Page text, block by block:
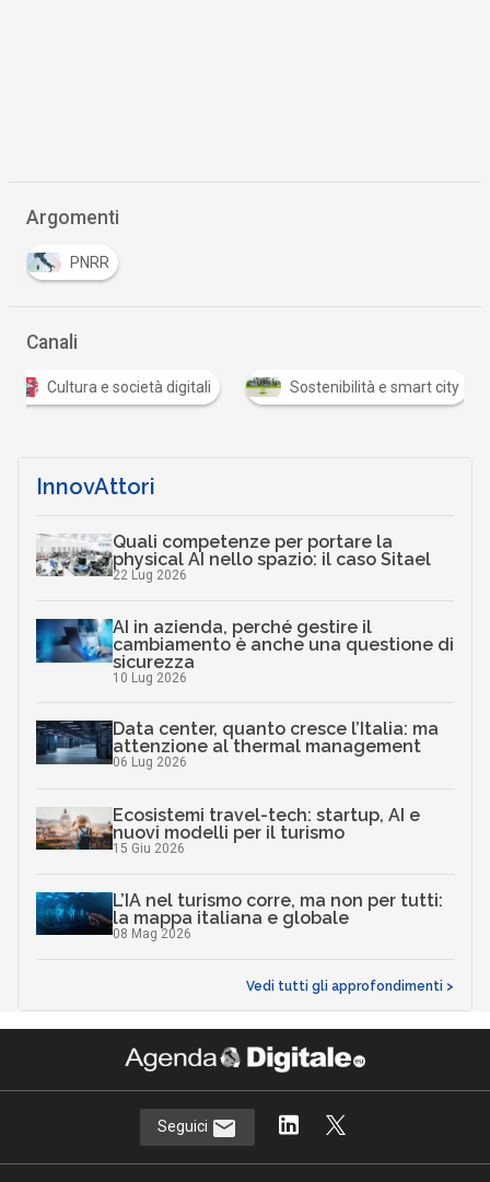
Argomenti
PNRR
Canali
Cultura e società digitali Sostenibilità e smart city
InnovAttori
Quali competenze per portare la
physical AI nello spazio: il caso Sitael
22 Lug 2026
AI in azienda, perché gestire il
cambiamento è anche una questione di
sicurezza
10 Lug 2026
Data center, quanto cresce l’Italia: ma
attenzione al thermal management
06 Lug 2026
Ecosistemi travel-tech: startup, AI e
nuovi modelli per il turismo
15 Giu 2026
L’IA nel turismo corre, ma non per tutti:
la mappa italiana e globale
08 Mag 2026
Vedi tutti gli approfondimenti >
Seguici